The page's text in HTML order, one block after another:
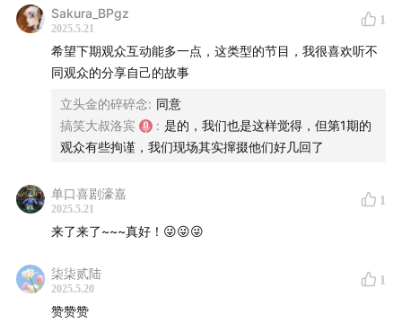
打工人的快乐星球已抵达！本期《都好说》脱口秀演员齐
敢做、闻所未闻的摸鱼神操作，这里全都有！
00:00
主持人罗宾分享初入职场在洗手间 “错峰午睡” 的独家技
记笔记！
Sakura_BPgz
2025.5.21
1
希望下期观众互动能多一点，这类型的节目，我很喜欢听不
同观众的分享自己的故事
立头金的碎碎念: 同意
搞笑大叔洛宾
: 是的，我们也是这样觉得，但第1期的
观众有些拘谨，我们现场其实撺掇他们好几回了
单口喜剧濠嘉
2025.5.21
1
来了来了~~~真好！😜😜😜
柒柒贰陆
2025.5.20
1
赞赞赞